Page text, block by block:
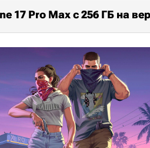
17 Pro Max с 256 ГБ на